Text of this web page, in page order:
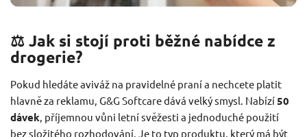
⚖️ Jak si stojí proti běžné nabídce z
drogerie?
Pokud hledáte aviváž na pravidelné praní a nechcete platit
hlavně za reklamu, G&G Softcare dává velký smysl. Nabízí50
dávek, příjemnou vůni letní svěžesti a jednoduché použití
bez složitého rozhodování. Je to typ produktu, který má být